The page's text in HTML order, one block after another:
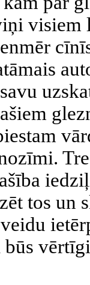
visiem
tos un